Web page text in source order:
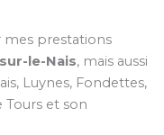
prestations
le-Nais, mais aussi
Luynes, Fondettes,
Tours et son